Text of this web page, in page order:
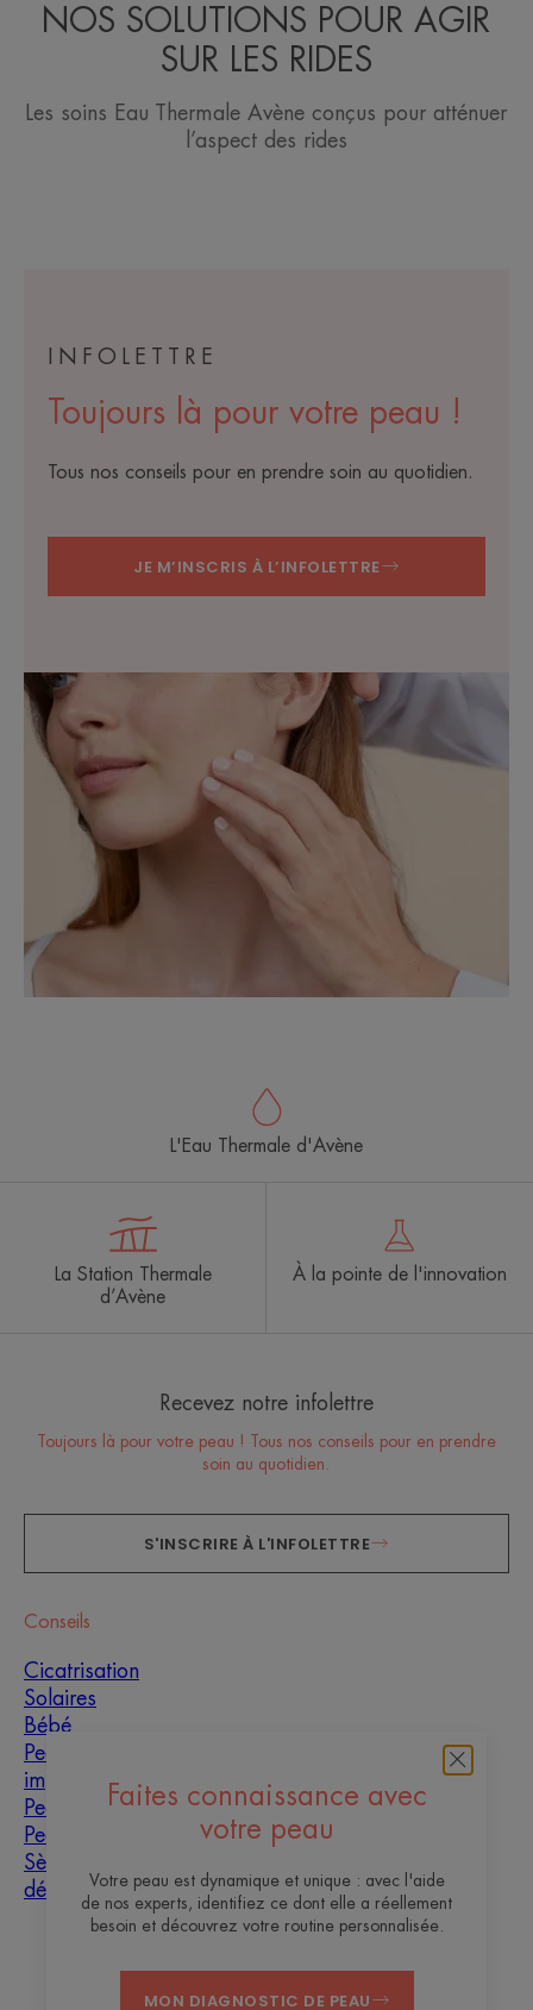
NOS SOLUTIONS POUR AGIR
SUR LES RIDES
Les soins Eau Thermale Avène conçus pour atténuer
l’aspect des rides
INFOLETTRE
Toujours là pour votre peau !
Tous nos conseils pour en prendre soin au quotidien.
JE M’INSCRIS À L’INFOLETTRE
Faites connaissance avec
votre peau
Votre peau est dynamique et unique : avec l'aide
de nos experts, identifiez ce dont elle a réellement
besoin et découvrez votre routine personnalisée.
MON DIAGNOSTIC DE PEAU
L'Eau Thermale d'Avène
La Station Thermale
d’Avène
À la pointe de l'innovation
Recevez notre infolettre
Toujours là pour votre peau ! Tous nos conseils pour en prendre
soin au quotidien.
S'INSCRIRE À L'INFOLETTRE
Conseils
Cicatrisation
Solaires
Bébé
Peaux grasses à
imperfections
Peau mixte
Peau sèche
Sècheresse et
déshydratation
ContactQuestions fréquentes